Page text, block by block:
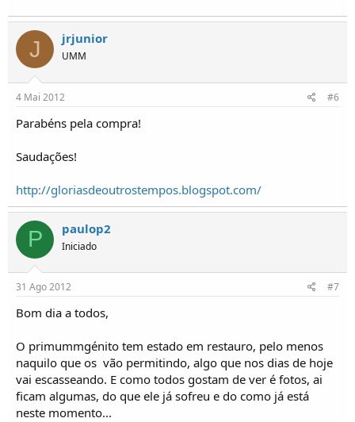
J jrjunior
UMM
4 Mai 2012 #6
Parabéns pela compra!
Saudações!
http://gloriasdeoutrostempos.blogspot.com/
P paulop2
Iniciado
31 Ago 2012 #7
Bom dia a todos,
O primummgénito tem estado em restauro, pelo menos
naquilo que os  vão permitindo, algo que nos dias de hoje
vai escasseando. E como todos gostam de ver é fotos, ai
ficam algumas, do que ele já sofreu e do como já está
neste momento...